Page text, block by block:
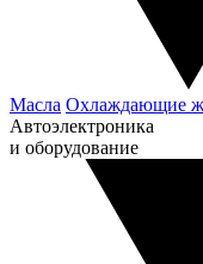
Масла Охлаждающие
Автоэлектроника
и оборудование